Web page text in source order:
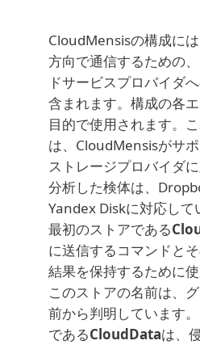
CloudMensisの構成に
方向で通信するための
ドサービスプロバイダ
含まれます。構成の各
目的で使用されます。
は、CloudMensisがサ
ストレージプロバイダに
分析した検体は、
Yandex Diskに対応して
最初のストアである
に送信するコマンドと
結果を保持するために使
このストアの名前は、
前から判明しています
であるCloudDataは、